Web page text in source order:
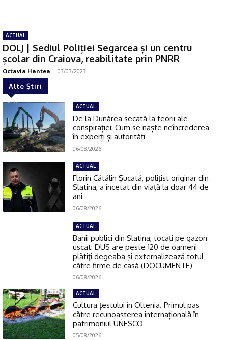
ACTUAL
DOLJ | Sediul Poliției Segarcea și un centru
școlar din Craiova, reabilitate prin PNRR
Octavia Hantea - 03/03/2023
Alte Știri
ACTUAL
De la Dunărea secată la teorii ale
conspirației: Cum se naște neîncrederea
în experți și autorități
06/08/2026
ACTUAL
Florin Cătălin Șucată, poliţist originar din
Slatina, a încetat din viață la doar 44 de
ani
06/08/2026
ACTUAL
Banii publici din Slatina, tocaţi pe gazon
uscat: DUS are peste 120 de oameni
plătiţi degeaba şi externalizează totul
către firme de casă (DOCUMENTE)
06/08/2026
ACTUAL
Cultura țestului în Oltenia. Primul pas
către recunoașterea internațională în
patrimoniul UNESCO
05/08/2026